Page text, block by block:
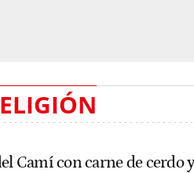
Camí con carne de cerdo